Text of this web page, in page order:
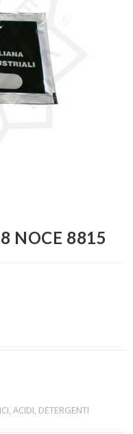
NOCE 8815
ACIDI, DETERGENTI